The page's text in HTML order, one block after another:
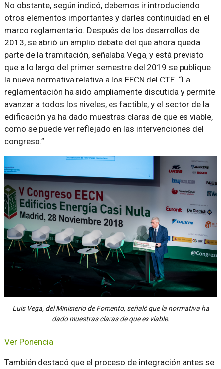
No obstante, según indicó, debemos ir introduciendo
otros elementos importantes y darles continuidad en el
marco reglamentario. Después de los desarrollos de
2013, se abrió un amplio debate del que ahora queda
parte de la tramitación, señalaba Vega, y está previsto
que a lo largo del primer semestre del 2019 se publique
la nueva normativa relativa a los EECN del CTE. “La
reglamentación ha sido ampliamente discutida y permite
avanzar a todos los niveles, es factible, y el sector de la
edificación ya ha dado muestras claras de que es viable,
como se puede ver reflejado en las intervenciones del
congreso.”
Luis Vega, del Ministerio de Fomento, señaló que la normativa ha
dado muestras claras de que es viable.
Ver Ponencia
También destacó que el proceso de integración antes se